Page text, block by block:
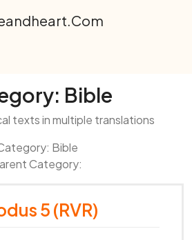
Bible
texts in multiple translations
Bible
Category:
5 (RVR)